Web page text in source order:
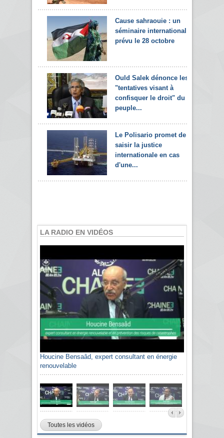
Cause sahraouie : un
séminaire international
prévu le 28 octobre
Ould Salek dénonce les
"tentatives visant à
confisquer le droit" du
peuple...
Le Polisario promet de
saisir la justice
internationale en cas
d'une...
LA RADIO EN VIDÉOS
Houcine Bensaâd, expert consultant en énergie
renouvelable
Toutes les vidéos